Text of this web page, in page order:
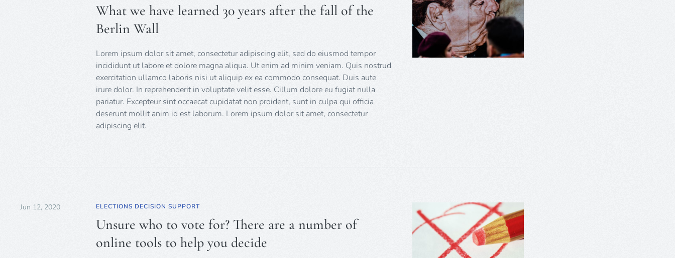
What we have learned 30 years after the fall of the
Berlin Wall
Lorem ipsum dolor sit amet, consectetur adipiscing elit, sed do eiusmod tempor
incididunt ut labore et dolore magna aliqua. Ut enim ad minim veniam. Quis nostrud
exercitation ullamco laboris nisi ut aliquip ex ea commodo consequat. Duis aute
irure dolor. In reprehenderit in voluptate velit esse. Cillum dolore eu fugiat nulla
pariatur. Excepteur sint occaecat cupidatat non proident, sunt in culpa qui officia
deserunt mollit anim id est laborum. Lorem ipsum dolor sit amet, consectetur
adipiscing elit.
Jun 12, 2020 ELECTIONS DECISION SUPPORT
Unsure who to vote for? There are a number of
online tools to help you decide